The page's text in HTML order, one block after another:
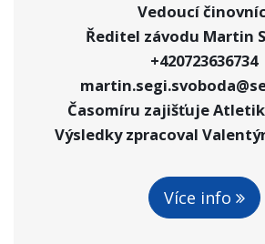
Vedoucí
Ředitel závodu Martin
+420723636734
Časomíru zajišťuje
Výsledky zpracoval
Více info